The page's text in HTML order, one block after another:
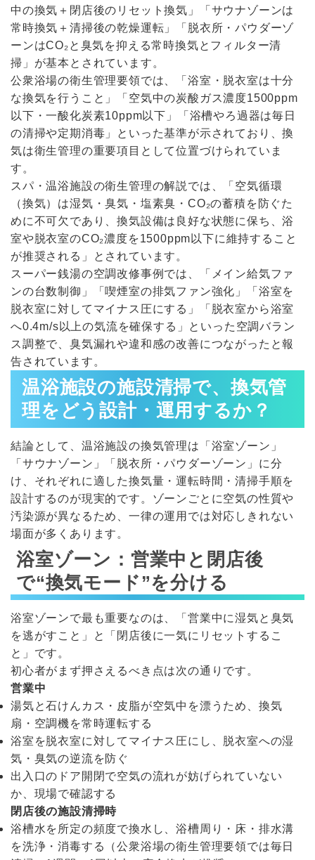
中の換気＋閉店後のリセット換気」「サウナゾーンは
常時換気＋清掃後の乾燥運転」「脱衣所・パウダーゾ
ーンはCO₂と臭気を抑える常時換気とフィルター清
掃」が基本とされています。
公衆浴場の衛生管理要領では、「浴室・脱衣室は十分
な換気を行うこと」「空気中の炭酸ガス濃度1500ppm
以下・一酸化炭素10ppm以下」「浴槽やろ過器は毎日
の清掃や定期消毒」といった基準が示されており、換
気は衛生管理の重要項目として位置づけられていま
す。
スパ・温浴施設の衛生管理の解説では、「空気循環
（換気）は湿気・臭気・塩素臭・CO₂の蓄積を防ぐた
めに不可欠であり、換気設備は良好な状態に保ち、浴
室や脱衣室のCO₂濃度を1500ppm以下に維持すること
が推奨される」とされています。
スーパー銭湯の空調改修事例では、「メイン給気ファ
ンの台数制御」「喫煙室の排気ファン強化」「浴室を
脱衣室に対してマイナス圧にする」「脱衣室から浴室
へ0.4m/s以上の気流を確保する」といった空調バラン
ス調整で、臭気漏れや違和感の改善につながったと報
告されています。
温浴施設の施設清掃で、換気管
理をどう設計・運用するか？
結論として、温浴施設の換気管理は「浴室ゾーン」
「サウナゾーン」「脱衣所・パウダーゾーン」に分
け、それぞれに適した換気量・運転時間・清掃手順を
設計するのが現実的です。ゾーンごとに空気の性質や
汚染源が異なるため、一律の運用では対応しきれない
場面が多くあります。
浴室ゾーン：営業中と閉店後
で“換気モード”を分ける
浴室ゾーンで最も重要なのは、「営業中に湿気と臭気
を逃がすこと」と「閉店後に一気にリセットするこ
と」です。
初心者がまず押さえるべき点は次の通りです。
営業中
湯気と石けんカス・皮脂が空気中を漂うため、換気
扇・空調機を常時運転する
浴室を脱衣室に対してマイナス圧にし、脱衣室への湿
気・臭気の逆流を防ぐ
出入口のドア開閉で空気の流れが妨げられていない
か、現場で確認する
閉店後の施設清掃時
浴槽水を所定の頻度で換水し、浴槽周り・床・排水溝
を洗浄・消毒する（公衆浴場の衛生管理要領では毎日